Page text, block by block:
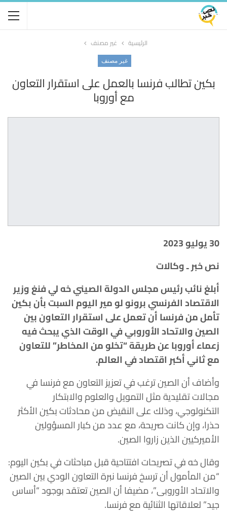
الرئيسية غير مصنف
غير مصنف
بكين تطالب فرنسا بالعمل على استقرار التعاون
مع أوروبا
30 يوليو 2023
نص خبر ـ وكالات
أبلغ نائب رئيس مجلس الدولة الصيني خه لي فنغ وزير
الاقتصاد الفرنسي برونو لو مير اليوم السبت بأن بكين
تأمل من فرنسا أن تعمل على استقرار التعاون بين
الصين والاتحاد الأوروبي في الوقت الذي يبحث فيه
زعماء أوروبا عن طريقة “تخلو من المخاطر” للتعاون
مع ثاني أكبر اقتصاد في العالم.
وأضاف أن الصين ترغب في تعزيز التعاون مع فرنسا في
مجالات تقليدية مثل التمويل والعلوم والابتكار
التكنولوجي، وذلك على النقيض من محادثات بكين الأكثر
حذرا، وإن كانت صريحة، مع عدد من كبار المسؤولين
الأميركيين الذين زاروا الصين.
وقال خه في تصريحات افتتاحية قبل مباحثات في بكين اليوم:
“من المأمول أن ترسخ فرنسا نبرة التعاون الودي بين الصين
والاتحاد الأوروبى”، مضيفا أن الصين تعتقد بوجود “أساس
جيد” لعلاقاتها الثنائية مع فرنسا.